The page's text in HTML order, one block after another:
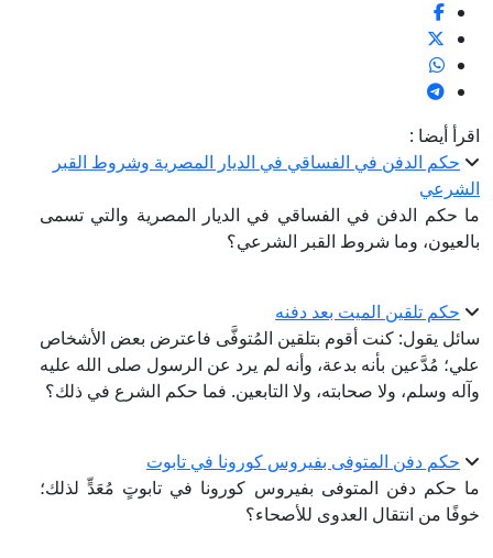
اقرأ أيضا :
حكم الدفن في الفساقي في الديار المصرية وشروط القبر
الشرعي
ما حكم الدفن في الفساقي في الديار المصرية والتي تسمى
بالعيون، وما شروط القبر الشرعي؟
حكم تلقين الميت بعد دفنه
سائل يقول: كنت أقوم بتلقين المُتوفَّى فاعترض بعض الأشخاص
علي؛ مُدَّعين بأنه بدعة، وأنه لم يرد عن الرسول صلى الله عليه
وآله وسلم، ولا صحابته، ولا التابعين. فما حكم الشرع في ذلك؟
حكم دفن المتوفى بفيروس كورونا في تابوت
ما حكم دفن المتوفى بفيروس كورونا في تابوتٍ مُعَدٍّ لذلك؛
خوفًا من انتقال العدوى للأصحاء؟